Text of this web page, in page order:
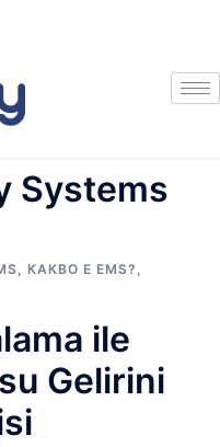
Systems
КАКВО Е EMS?
ile
Gelirini